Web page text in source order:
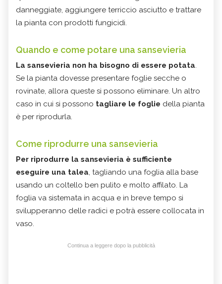
danneggiate, aggiungere terriccio asciutto e trattare
la pianta con prodotti fungicidi.
Quando e come potare una sansevieria
La sansevieria non ha bisogno di essere potata.
Se la pianta dovesse presentare foglie secche o
rovinate, allora queste si possono eliminare. Un altro
caso in cui si possono tagliare le foglie della pianta
è per riprodurla.
Come riprodurre una sansevieria
Per riprodurre la sansevieria è sufficiente
eseguire una talea, tagliando una foglia alla base
usando un coltello ben pulito e molto affilato. La
foglia va sistemata in acqua e in breve tempo si
svilupperanno delle radici e potrà essere collocata in
vaso.
Continua a leggere dopo la pubblicità